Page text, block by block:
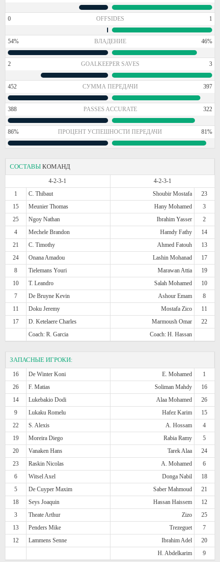
0 OFFSIDES 1
54% ВЛАДЕНИЕ 46%
2 GOALKEEPER SAVES 3
452 СУММА ПЕРЕДАЧИ 397
388 PASSES ACCURATE 322
86% ПРОЦЕНТ УСПЕШНОСТИ ПЕРЕДАЧИ 81%
СОСТАВЫ КОМАНД
4-2-3-1
4-2-3-1
1
C. Thibaut Shoubir Mostafa
23
15
Meunier Thomas Hany Mohamed
3
25
Ngoy Nathan Ibrahim Yasser
2
4
Mechele Brandon Hamdy Fathy
14
21
C. Timothy Ahmed Fatouh
13
24
Onana Amadou Lashin Mohanad
17
8
Tielemans Youri Marawan Attia
19
10
T. Leandro Salah Mohamed
10
7
De Bruyne Kevin Ashour Emam
8
11
Doku Jeremy Mostafa Zico
11
17
D. Ketelaere Charles Marmoush Omar
22
Coach: R. Garcia
Coach: H. Hassan
ЗАПАСНЫЕ ИГРОКИ:
16 De Winter Koni E. Mohamed
1
26
F. Matias Soliman Mahdy
16
14
Lukebakio Dodi Alaa Mohamed
26
9
Lukaku Romelu Hafez Karim
15
22
S. Alexis A. Hossam
4
19
Moreira Diego Rabia Ramy
5
20
Vanaken Hans Tarek Alaa
24
23
Raskin Nicolas A. Mohamed
6
6
Witsel Axel Donga Nabil
18
5
De Cuyper Maxim Saber Mahmoud
21
18
Seys Joaquin Hassan Haissem
12
3
Theate Arthur Zizo
25
13
Penders Mike Trezeguet
7
12
Lammens Senne Ibrahim Adel
20
H. Abdelkarim
9